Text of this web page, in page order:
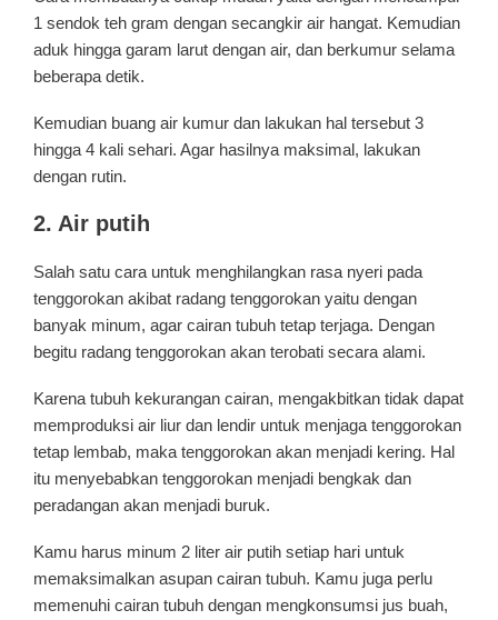
1 sendok teh gram dengan secangkir air hangat. Kemudian
aduk hingga garam larut dengan air, dan berkumur selama
beberapa detik.
Kemudian buang air kumur dan lakukan hal tersebut 3
hingga 4 kali sehari. Agar hasilnya maksimal, lakukan
dengan rutin.
2. Air putih
Salah satu cara untuk menghilangkan rasa nyeri pada
tenggorokan akibat radang tenggorokan yaitu dengan
banyak minum, agar cairan tubuh tetap terjaga. Dengan
begitu radang tenggorokan akan terobati secara alami.
Karena tubuh kekurangan cairan, mengakbitkan tidak dapat
memproduksi air liur dan lendir untuk menjaga tenggorokan
tetap lembab, maka tenggorokan akan menjadi kering. Hal
itu menyebabkan tenggorokan menjadi bengkak dan
peradangan akan menjadi buruk.
Kamu harus minum 2 liter air putih setiap hari untuk
memaksimalkan asupan cairan tubuh. Kamu juga perlu
memenuhi cairan tubuh dengan mengkonsumsi jus buah,